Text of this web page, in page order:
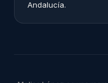
Andalucía.